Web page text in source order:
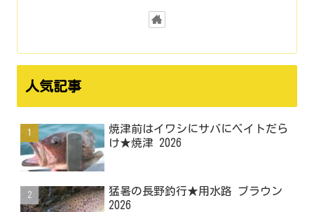
人気記事
焼津前はイワシにサバにベイトだら
け★焼津 2026
猛暑の長野釣行★用水路 ブラウン
2026